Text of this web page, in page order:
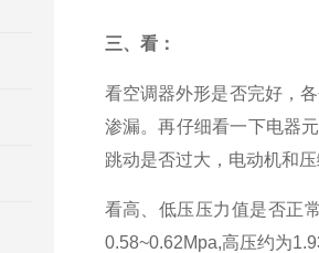
三、看：
看空调器外形是否完好，
渗漏。再仔细看一下电器
跳动是否过大，电动机和压
看高、低压压力值是否正
0.58~0.62Mpa,高压约为